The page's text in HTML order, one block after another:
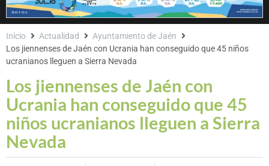
Los jiennenses de Jaén con
Ucrania han conseguido que 45
niños ucranianos lleguen a Sierra
Nevada
Inicio Actualidad
Ayuntamiento de Jaén
Los jiennenses de Jaén con Ucrania han conseguido que 45 niños
ucranianos lleguen a Sierra Nevada